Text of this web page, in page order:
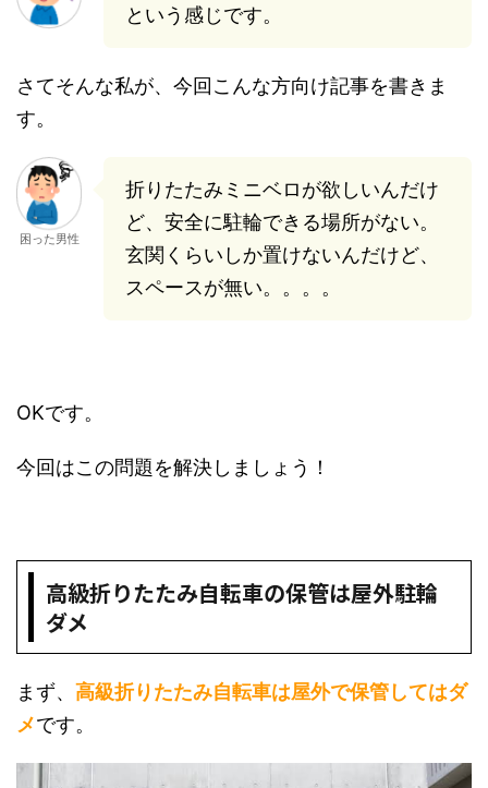
という感じです。
さてそんな私が、今回こんな方向け記事を書きま
す。
困った男性
折りたたみミニベロが欲しいんだけ
ど、安全に駐輪できる場所がない。
玄関くらいしか置けないんだけど、
スペースが無い。。。。
OKです。
今回はこの問題を解決しましょう！
高級折りたたみ自転車の保管は屋外駐輪
ダメ
まず、 高級折りたたみ自転車は屋外で保管してはダ
メです。